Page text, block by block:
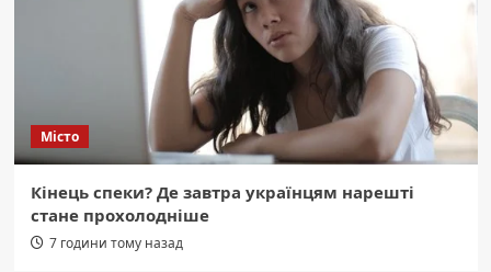
Місто
Кінець спеки? Де завтра українцям нарешті
стане прохолодніше
7 години тому назад